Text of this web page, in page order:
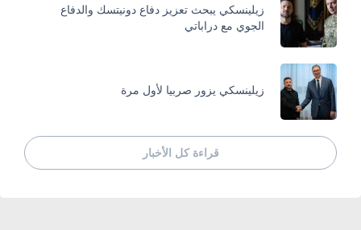
زيلينسكي يبحث تعزيز دفاع دونيتسك والدفاع
الجوي مع دراباتي
زيلينسكي يزور صربيا لأول مرة
قراءة كل الأخبار